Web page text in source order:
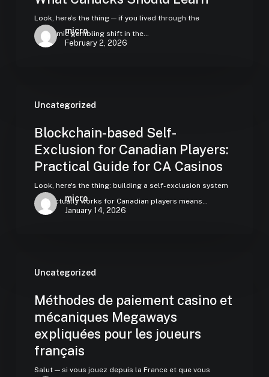
Look, here’s the thing — if you lived through the
pandemic gambling shift in the…
micro
February 2, 2026
Uncategorized
Blockchain-based Self-
Exclusion for Canadian Players:
Practical Guide for CA Casinos
Look, here's the thing: building a self-exclusion system
that actually works for Canadian players means…
micro
January 14, 2026
Uncategorized
Méthodes de paiement casino et
mécaniques Megaways
expliquées pour les joueurs
français
Salut — si vous jouez depuis la France et que vous